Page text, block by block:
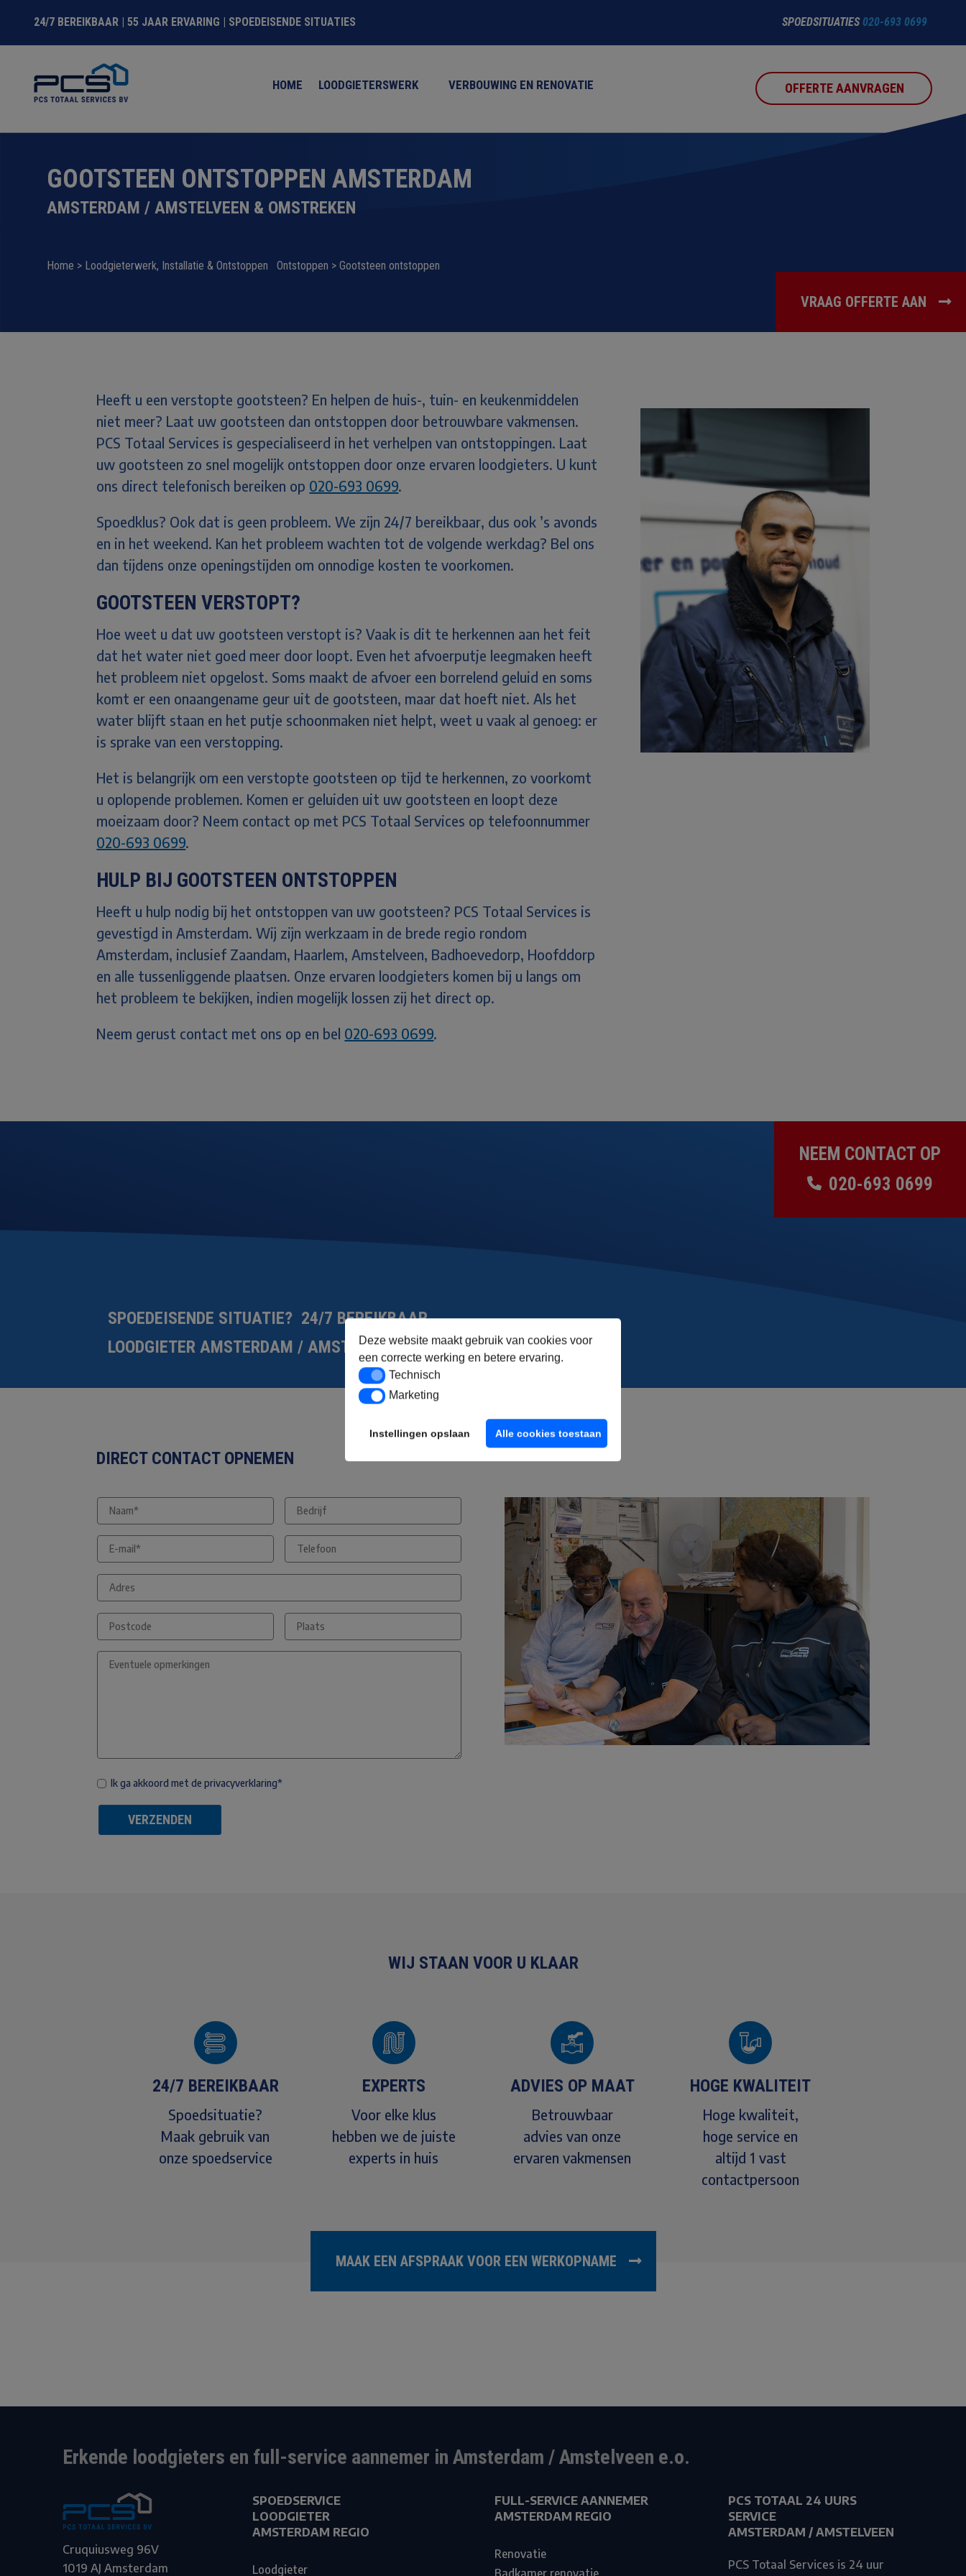
Deze website maakt gebruik van cookies voor
een correcte werking en betere ervaring.
TechnischTechnisch
MarketingMarketing
Instellingen opslaan Alle cookies toestaan
24/7 BEREIKBAAR | 55 JAAR ERVARING | SPOEDEISENDE SITUATIES SPOEDSITUATIES 020-693 0699
HOME LOODGIETERSWERK VERBOUWING EN RENOVATIE OFFERTE AANVRAGEN
GOOTSTEEN ONTSTOPPEN AMSTERDAM
AMSTERDAM / AMSTELVEEN & OMSTREKEN
Home > Loodgieterwerk, Installatie & Ontstoppen Ontstoppen > Gootsteen ontstoppen
VRAAG OFFERTE AAN
Heeft u een verstopte gootsteen? En helpen de huis-, tuin- en keukenmiddelen
niet meer? Laat uw gootsteen dan ontstoppen door betrouwbare vakmensen.
PCS Totaal Services is gespecialiseerd in het verhelpen van ontstoppingen. Laat
uw gootsteen zo snel mogelijk ontstoppen door onze ervaren loodgieters. U kunt
ons direct telefonisch bereiken op 020-693 0699.
Spoedklus? Ook dat is geen probleem. We zijn 24/7 bereikbaar, dus ook ’s avonds
en in het weekend. Kan het probleem wachten tot de volgende werkdag? Bel ons
dan tijdens onze openingstijden om onnodige kosten te voorkomen.
GOOTSTEEN VERSTOPT?
Hoe weet u dat uw gootsteen verstopt is? Vaak is dit te herkennen aan het feit
dat het water niet goed meer door loopt. Even het afvoerputje leegmaken heeft
het probleem niet opgelost. Soms maakt de afvoer een borrelend geluid en soms
komt er een onaangename geur uit de gootsteen, maar dat hoeft niet. Als het
water blijft staan en het putje schoonmaken niet helpt, weet u vaak al genoeg: er
is sprake van een verstopping.
Het is belangrijk om een verstopte gootsteen op tijd te herkennen, zo voorkomt
u oplopende problemen. Komen er geluiden uit uw gootsteen en loopt deze
moeizaam door? Neem contact op met PCS Totaal Services op telefoonnummer
020-693 0699.
HULP BIJ GOOTSTEEN ONTSTOPPEN
Heeft u hulp nodig bij het ontstoppen van uw gootsteen? PCS Totaal Services is
gevestigd in Amsterdam. Wij zijn werkzaam in de brede regio rondom
Amsterdam, inclusief Zaandam, Haarlem, Amstelveen, Badhoevedorp, Hoofddorp
en alle tussenliggende plaatsen. Onze ervaren loodgieters komen bij u langs om
het probleem te bekijken, indien mogelijk lossen zij het direct op.
Neem gerust contact met ons op en bel 020-693 0699.
NEEM CONTACT OP
020-693 0699
SPOEDEISENDE SITUATIE? 24/7 BEREIKBAAR
LOODGIETER AMSTERDAM / AMSTELVEEN REGIO
DIRECT CONTACT OPNEMEN
Ik ga akkoord met de privacyverklaring*
VERZENDEN
WIJ STAAN VOOR U KLAAR
24/7 BEREIKBAAR
Spoedsituatie?
Maak gebruik van
onze spoedservice
EXPERTS
Voor elke klus
hebben we de juiste
experts in huis
ADVIES OP MAAT
Betrouwbaar
advies van onze
ervaren vakmensen
HOGE KWALITEIT
Hoge kwaliteit,
hoge service en
altijd 1 vast
contactpersoon
MAAK EEN AFSPRAAK VOOR EEN WERKOPNAME
Erkende loodgieters en full-service aannemer in Amsterdam / Amstelveen e.o.
Cruquiusweg 96V
1019 AJ Amsterdam
SPOEDSERVICE
LOODGIETER
AMSTERDAM REGIO
Loodgieter
FULL-SERVICE AANNEMER
AMSTERDAM REGIO
Renovatie
PCS TOTAAL 24 UURS
SERVICE
AMSTERDAM / AMSTELVEEN
PCS Totaal Services is 24 uur